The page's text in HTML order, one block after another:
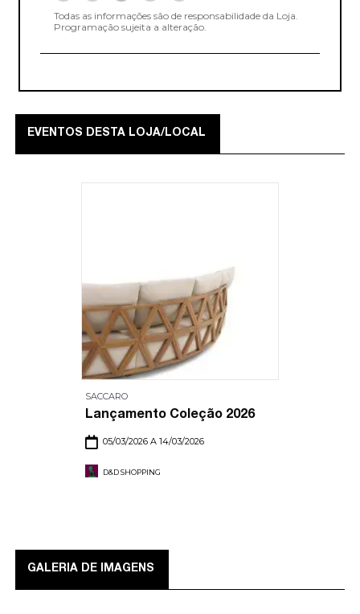
Todas as informações são de responsabilidade da Loja.
Programação sujeita a alteração.
EVENTOS DESTA LOJA/LOCAL
SACCARO
Lançamento Coleção 2026
05/03/2026 A 14/03/2026
D&D SHOPPING
GALERIA DE IMAGENS